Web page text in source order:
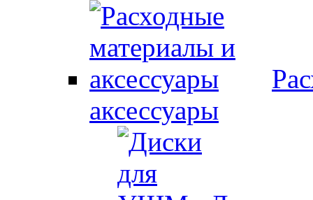
аксессуары